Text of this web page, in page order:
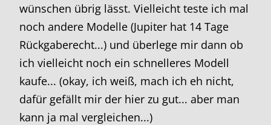
wünschen übrig lässt. Vielleicht teste ich mal
noch andere Modelle (Jupiter hat 14 Tage
Rückgaberecht...) und überlege mir dann ob
ich vielleicht noch ein schnelleres Modell
kaufe... (okay, ich weiß, mach ich eh nicht,
dafür gefällt mir der hier zu gut... aber man
kann ja mal vergleichen...)